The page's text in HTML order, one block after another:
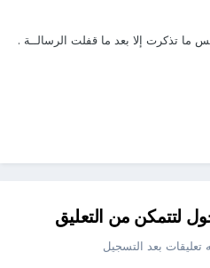
تذكرت إلا بعد ما قفلت الرسالــة .
من التعليق
بعد التسجيل